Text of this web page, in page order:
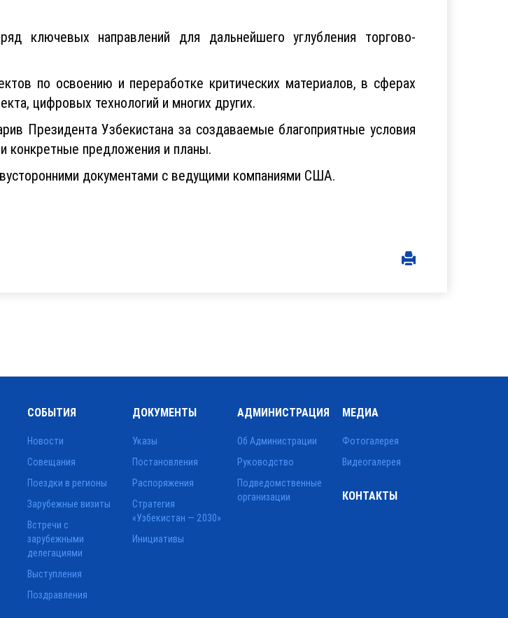
ключевых направлений для дальнейшего углубления торгово-
по освоению и переработке критических материалов, в сферах
цифровых технологий и многих других.
Президента Узбекистана за создаваемые благоприятные условия
конкретные предложения и планы.
документами с ведущими компаниями США.
СОБЫТИЯ
Новости
Совещания
Поездки в регионы
Зарубежные визиты
Встречи с
зарубежными
делегациями
Выступления
Поздравления
ДОКУМЕНТЫ
Указы
Постановления
Распоряжения
Стратегия
«Узбекистан — 2030»
Инициативы
АДМИНИСТРАЦИЯ
Об Администрации
Руководство
Подведомственные
организации
МЕДИА
Фотогалерея
Видеогалерея
КОНТАКТЫ